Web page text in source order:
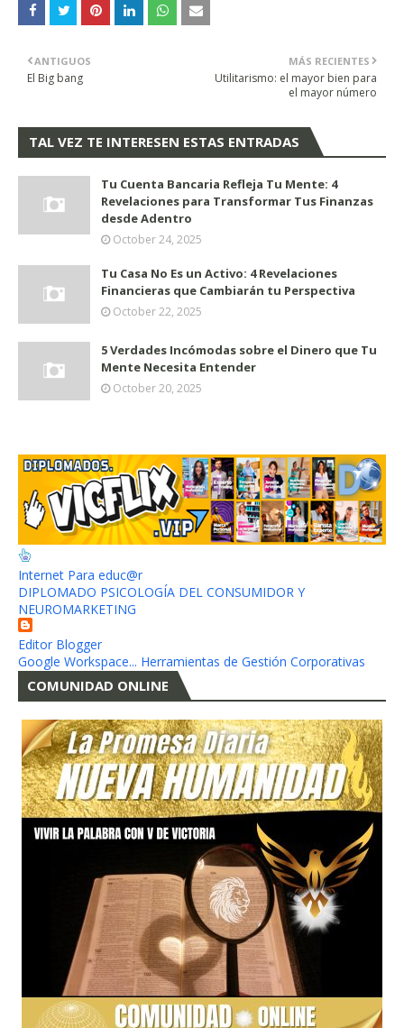
MÁS RECIENTES
Utilitarismo: el mayor bien para
el mayor número
ANTIGUOS
El Big bang
TAL VEZ TE INTERESEN ESTAS ENTRADAS
Tu Cuenta Bancaria Refleja Tu Mente: 4
Revelaciones para Transformar Tus Finanzas
desde Adentro
October 24, 2025
Tu Casa No Es un Activo: 4 Revelaciones
Financieras que Cambiarán tu Perspectiva
October 22, 2025
5 Verdades Incómodas sobre el Dinero que Tu
Mente Necesita Entender
October 20, 2025
Internet Para educ@r
DIPLOMADO PSICOLOGÍA DEL CONSUMIDOR Y
NEUROMARKETING
Editor Blogger
Google Workspace... Herramientas de Gestión Corporativas
COMUNIDAD ONLINE